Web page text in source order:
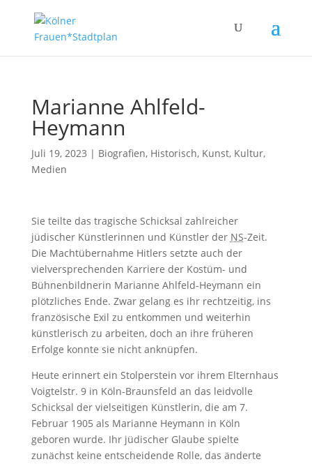
Marianne Ahlfeld-
Heymann
Juli 19, 2023 | Biografien, Historisch, Kunst, Kultur,
Medien
Sie teilte das tragische Schicksal zahlreicher
jüdischer Künstlerinnen und Künstler der NS-Zeit.
Die Machtübernahme Hitlers setzte auch der
vielversprechenden Karriere der Kostüm- und
Bühnenbildnerin Marianne Ahlfeld-Heymann ein
plötzliches Ende. Zwar gelang es ihr rechtzeitig, ins
französische Exil zu entkommen und weiterhin
künstlerisch zu arbeiten, doch an ihre früheren
Erfolge konnte sie nicht anknüpfen.
Heute erinnert ein Stolperstein vor ihrem Elternhaus
Voigtelstr. 9 in Köln-Braunsfeld an das leidvolle
Schicksal der vielseitigen Künstlerin, die am 7.
Februar 1905 als Marianne Heymann in Köln
geboren wurde. Ihr jüdischer Glaube spielte
zunächst keine entscheidende Rolle, das änderte